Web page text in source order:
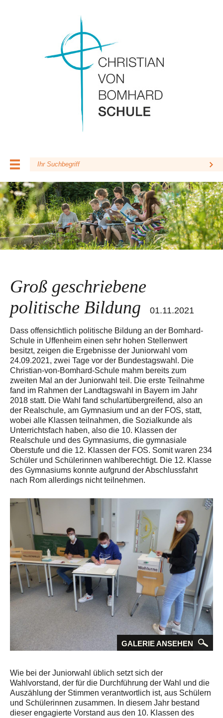
Groß geschriebene
politische Bildung 01.11.2021
Dass offensichtlich politische Bildung an der Bomhard-
Schule in Uffenheim einen sehr hohen Stellenwert
besitzt, zeigen die Ergebnisse der Juniorwahl vom
24.09.2021, zwei Tage vor der Bundestagswahl. Die
Christian-von-Bomhard-Schule mahm bereits zum
zweiten Mal an der Juniorwahl teil. Die erste Teilnahme
fand im Rahmen der Landtagswahl in Bayern im Jahr
2018 statt. Die Wahl fand schulartübergreifend, also an
der Realschule, am Gymnasium und an der FOS, statt,
wobei alle Klassen teilnahmen, die Sozialkunde als
Unterrichtsfach haben, also die 10. Klassen der
Realschule und des Gymnasiums, die gymnasiale
Oberstufe und die 12. Klassen der FOS. Somit waren 234
Schüler und Schülerinnen wahlberechtigt. Die 12. Klasse
des Gymnasiums konnte aufgrund der Abschlussfahrt
nach Rom allerdings nicht teilnehmen.
GALERIE ANSEHEN
Wie bei der Juniorwahl üblich setzt sich der
Wahlvorstand, der für die Durchführung der Wahl und die
Auszählung der Stimmen verantwortlich ist, aus Schülern
und Schülerinnen zusammen. In diesem Jahr bestand
dieser engagierte Vorstand aus den 10. Klassen des